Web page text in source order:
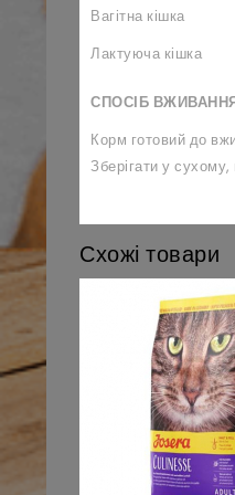
Вагітна кішка
Лактуюча кішка
СПОСІБ
Корм готовий до
Зберігати у
Схожі товари